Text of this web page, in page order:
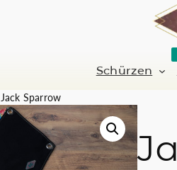
Schürzen
Barista
Sparrow